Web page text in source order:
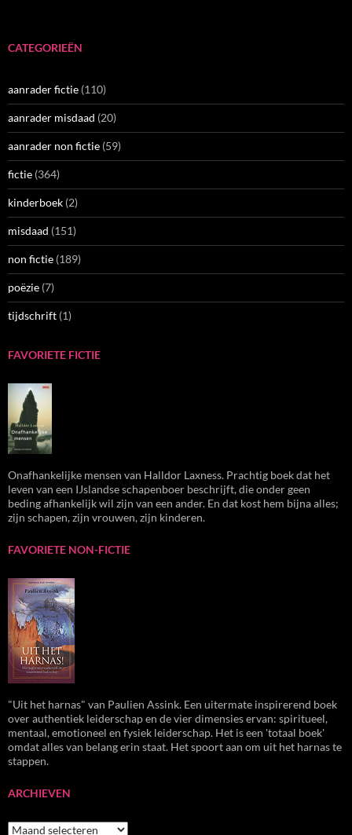
CATEGORIEËN
aanrader fictie (110)
aanrader misdaad (20)
aanrader non fictie (59)
fictie (364)
kinderboek (2)
misdaad (151)
non fictie (189)
poëzie (7)
tijdschrift (1)
FAVORIETE FICTIE
Onafhankelijke mensen van Halldor Laxness. Prachtig boek dat het
leven van een IJslandse schapenboer beschrijft, die onder geen
beding afhankelijk wil zijn van een ander. En dat kost hem bijna alles;
zijn schapen, zijn vrouwen, zijn kinderen.
FAVORIETE NON-FICTIE
"Uit het harnas" van Paulien Assink. Een uitermate inspirerend boek
over authentiek leiderschap en de vier dimensies ervan: spiritueel,
mentaal, emotioneel en fysiek leiderschap. Het is een 'totaal boek'
omdat alles van belang erin staat. Het spoort aan om uit het harnas te
stappen.
ARCHIEVEN
Archieven